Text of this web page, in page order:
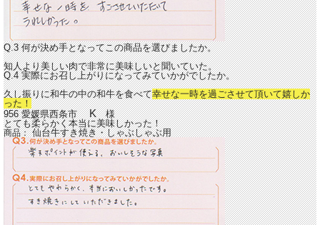
Q.3 何が決め手となってこの商品を選びましたか。
知人より美しい肉で非常に美味しいと聞いていた。
Q.4 実際にお召し上がりになってみていかがでしたか。
久し振りに和牛の中の和牛を食べて幸せな一時を過ごさせて頂いて嬉しか
った！
956 愛媛県西条市K様
とても柔らかく本当に美味しかった！
商品：仙台牛すき焼き・しゃぶしゃぶ用